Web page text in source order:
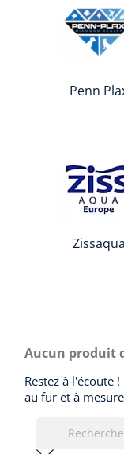
Penn
Zissaqua
Aucun produit
Restez à l'écoute
au fur et à